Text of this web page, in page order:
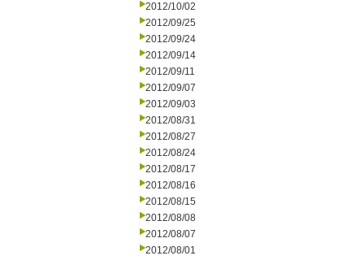
2012/10/02
2012/09/25
2012/09/24
2012/09/14
2012/09/11
2012/09/07
2012/09/03
2012/08/31
2012/08/27
2012/08/24
2012/08/17
2012/08/16
2012/08/15
2012/08/08
2012/08/07
2012/08/01